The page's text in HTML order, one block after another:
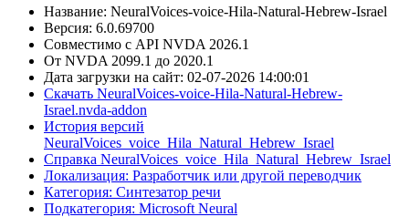
Название: NeuralVoices-voice-Hila-Natural-Hebrew-Israel
Версия: 6.0.69700
Совместимо с API NVDA 2026.1
От NVDA 2099.1 до 2020.1
Дата загрузки на сайт: 02-07-2026 14:00:01
Скачать NeuralVoices-voice-Hila-Natural-Hebrew-
Israel.nvda-addon
История версий
NeuralVoices_voice_Hila_Natural_Hebrew_Israel
Справка NeuralVoices_voice_Hila_Natural_Hebrew_Israel
Локализация: Разработчик или другой переводчик
Категория: Синтезатор речи
Подкатегория: Microsoft Neural